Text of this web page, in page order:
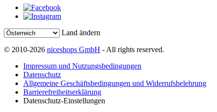
Land ändern
© 2010-2026 niceshops GmbH - All rights reserved.
Impressum und Nutzungsbedingungen
Datenschutz
Allgemeine Geschäftsbedingungen und Widerrufsbelehrung
Barrierefreiheitserklärung
Datenschutz-Einstellungen